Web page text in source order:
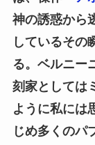
神の誘惑から
しているその
る。ベルニー
刻家としては
ように私には
じめ多くのパ